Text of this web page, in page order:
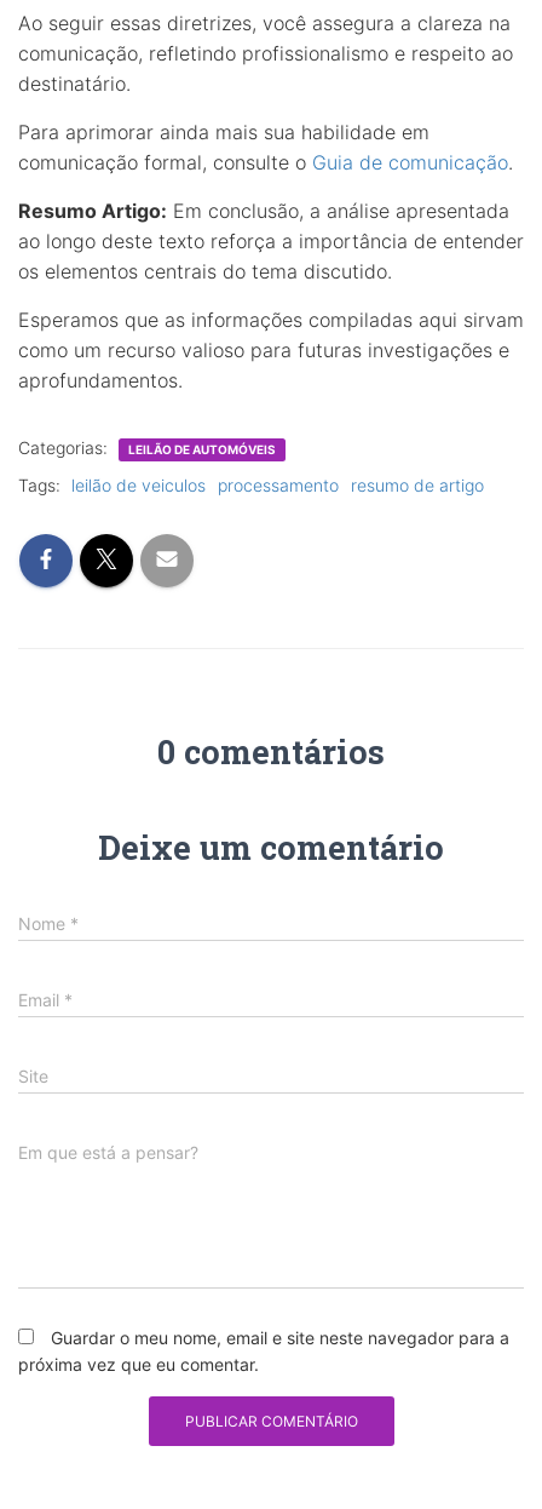
Ao seguir essas diretrizes, você assegura a clareza na
comunicação, refletindo profissionalismo e respeito ao
destinatário.
Para aprimorar ainda mais sua habilidade em
comunicação formal, consulte o Guia de comunicação.
Resumo Artigo: Em conclusão, a análise apresentada
ao longo deste texto reforça a importância de entender
os elementos centrais do tema discutido.
Esperamos que as informações compiladas aqui sirvam
como um recurso valioso para futuras investigações e
aprofundamentos.
Categorias: LEILÃO DE AUTOMÓVEIS
Tags: leilão de veiculos processamento resumo de artigo
0 comentários
Deixe um comentário
Nome *
Email *
Site
Em que está a pensar?
Guardar o meu nome, email e site neste navegador para a
próxima vez que eu comentar.